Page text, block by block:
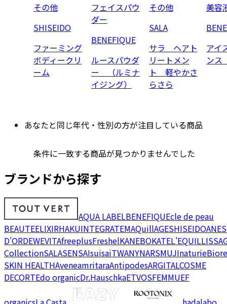
その他
SHISEIDO
ファーミング
ボディークリ
ーム
フェイスパウ
ダー
BENEFIQUE
ルースパウダ
ー （ルミナ
イジング）
その他
SALA
サラ ヘアト
リートメン
ト 軽やかさ
らさら
美容
アイ
ン
あなたと同じ年代・性別の方が注目している商品
条件に一致する商品が見つかりませんでした
ブランドから探す
AQUA LABELBENEFIQUEcle de peau
BEAUTEELIXIRHAKUINTEGRATEMAQuillAGESHISEIDO
D'ORDEWEVITAfreeplusFreshelKANEBOKATEL'EQUIL
CollectionSALASENSAIsuisaiTWANYNARSMUJInaturieBiore
SKIN HEALTHAveneamritaraAntipodesARGITALCOSME
DECORTEdo organicDr.HauschkaETVOSFEMMUEF